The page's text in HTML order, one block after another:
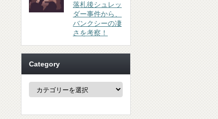
落札後シュレッ
ダー事件から、
バンクシーの凄
さを考察！
Category
Category